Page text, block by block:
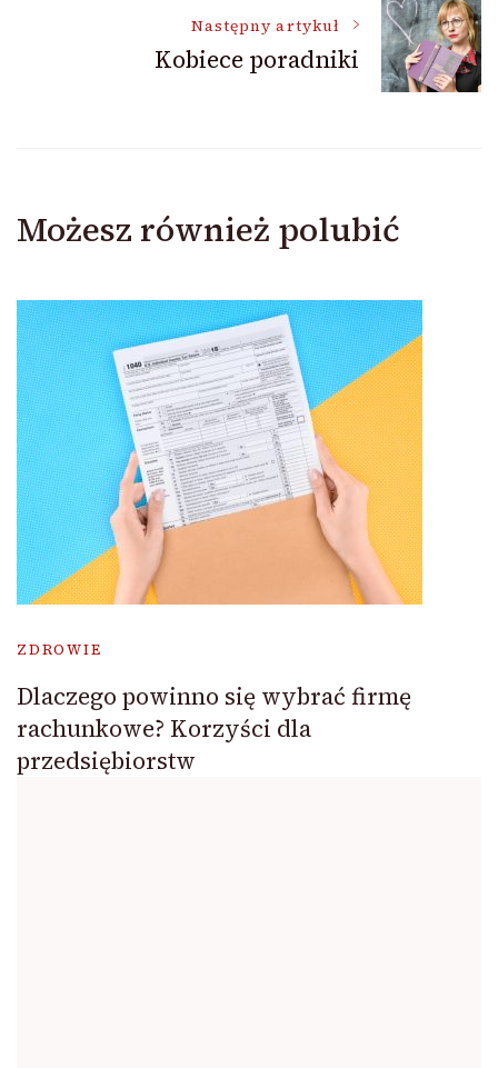
Następny artykuł
Kobiece poradniki
Możesz również polubić
ZDROWIE
Dlaczego powinno się wybrać firmę
rachunkowe? Korzyści dla
przedsiębiorstw